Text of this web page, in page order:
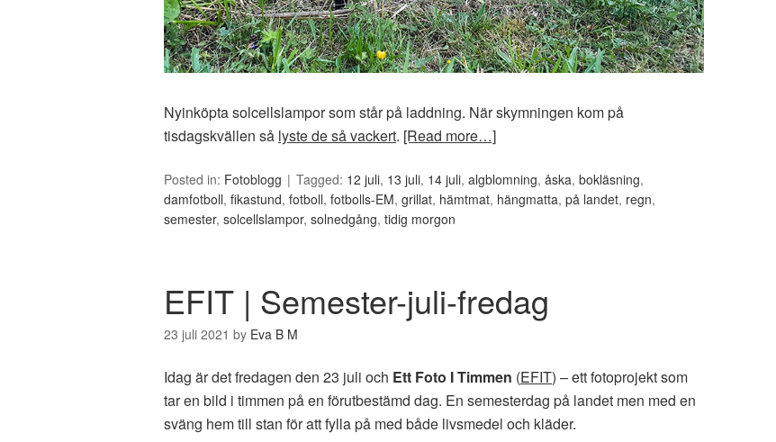
Nyinköpta solcellslampor som står på laddning. När skymningen kom på
tisdagskvällen så lyste de så vackert. [Read more…]
Posted in: Fotoblogg Tagged: 12 juli, 13 juli, 14 juli, algblomning, åska, bokläsning,
damfotboll, fikastund, fotboll, fotbolls-EM, grillat, hämtmat, hängmatta, på landet, regn,
semester, solcellslampor, solnedgång, tidig morgon
EFIT | Semester-juli-fredag
23 juli 2021 by Eva B M
Idag är det fredagen den 23 juli och Ett Foto I Timmen (EFIT) – ett fotoprojekt som
tar en bild i timmen på en förutbestämd dag. En semesterdag på landet men med en
sväng hem till stan för att fylla på med både livsmedel och kläder.